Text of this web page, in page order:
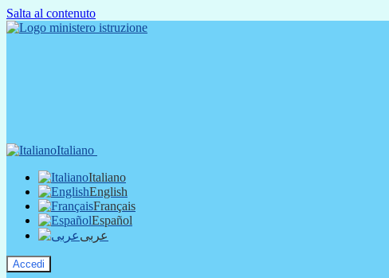
Salta al contenuto
Italiano
Italiano
English
Français
Español
عربى
Accedi